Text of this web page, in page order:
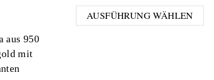
Dieses Produkt weist mehrere Varianten auf.
AUSFÜHRUNG WÄHLEN